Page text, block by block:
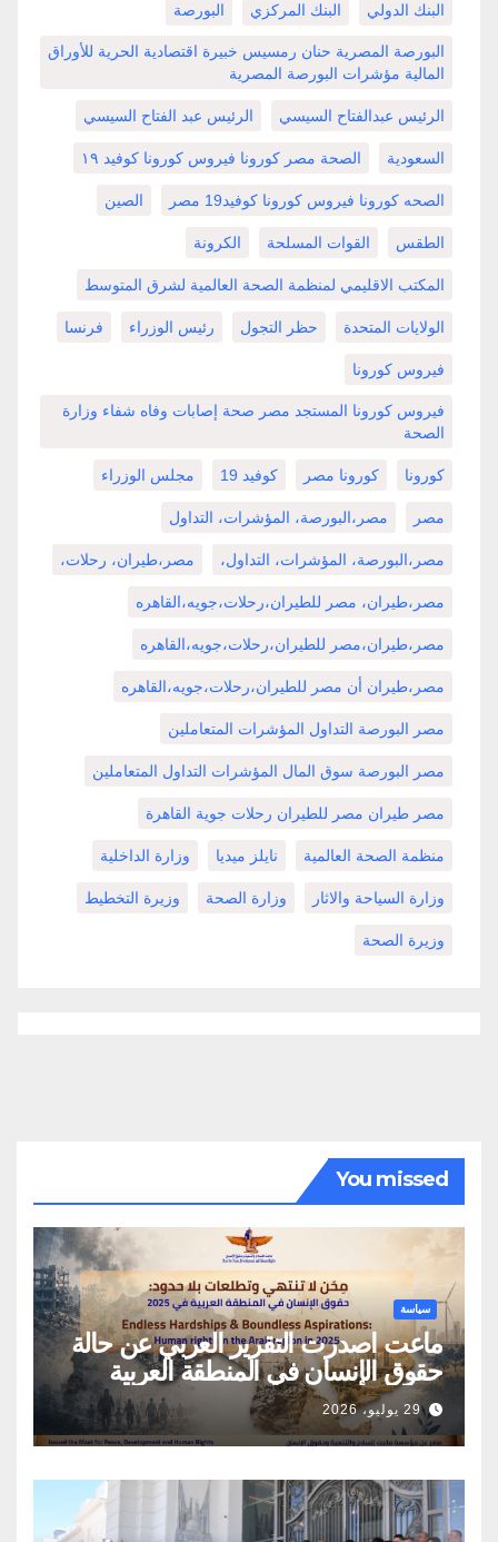
البنك الدولي البنك المركزي البورصة
البورصة المصرية حنان رمسيس خبيرة اقتصادية الحرية للأوراق
المالية مؤشرات البورصة المصرية
الرئيس عبدالفتاح السيسي الرئيس عبد الفتاح السيسي
السعودية الصحة مصر كورونا فيروس كورونا كوفيد ١٩
الصحه كورونا فيروس كورونا كوفيد19 مصر الصين
الطقس القوات المسلحة الكرونة
المكتب الاقليمي لمنظمة الصحة العالمية لشرق المتوسط
الولايات المتحدة حظر التجول رئيس الوزراء فرنسا
فيروس كورونا
فيروس كورونا المستجد مصر صحة إصابات وفاه شفاء وزارة
الصحة
كورونا كورونا مصر كوفيد 19 مجلس الوزراء
مصر مصر،البورصة، المؤشرات، التداول
مصر،البورصة، المؤشرات، التداول، مصر،طيران، رحلات،
مصر،طيران، مصر للطيران،رحلات،جويه،القاهره
مصر،طيران،مصر للطيران،رحلات،جويه،القاهره
مصر،طيران أن مصر للطيران،رحلات،جويه،القاهره
مصر البورصة التداول المؤشرات المتعاملين
مصر البورصة سوق المال المؤشرات التداول المتعاملين
مصر طيران مصر للطيران رحلات جوية القاهرة
منظمة الصحة العالمية نايلز ميديا وزارة الداخلية
وزارة السياحة والاثار وزارة الصحة وزيرة التخطيط
وزيرة الصحة
You missed
سياسة
ماعت اصدرت التقرير العربي عن حالة
حقوق الإنسان في المنطقة العربية
29 يوليو، 2026